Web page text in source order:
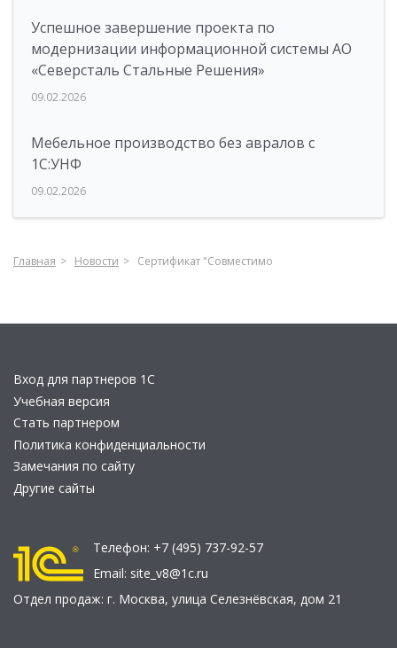
Успешное завершение проекта по
модернизации информационной системы АО
«Северсталь Стальные Решения»
09.02.2026
Мебельное производство без авралов с
1С:УНФ
09.02.2026
Главная Новости Сертификат "Совместимо
Вход для партнеров 1С
Учебная версия
Стать партнером
Политика конфиденциальности
Замечания по сайту
Другие сайты
Телефон: +7 (495) 737-92-57
Email: site_v8@1c.ru
Отдел продаж: г. Москва, улица Селезнёвская, дом 21